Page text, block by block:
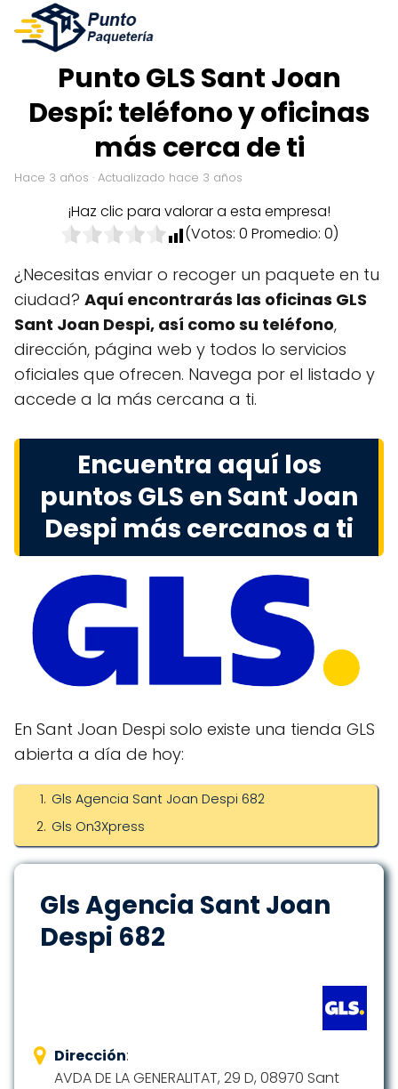
Punto GLS Sant Joan
Despí: teléfono y oficinas
más cerca de ti
hace 3 años · Actualizado hace 3 años
¡Haz clic para valorar a esta empresa!
(Votos: 0 Promedio: 0)
¿Necesitas enviar o recoger un paquete en tu
ciudad? Aquí encontrarás las oficinas GLS
Sant Joan Despi, así como su teléfono,
dirección, página web y todos lo servicios
oficiales que ofrecen. Navega por el listado y
accede a la más cercana a ti.
Encuentra aquí los
puntos GLS en Sant Joan
Despi más cercanos a ti
En Sant Joan Despi solo existe una tienda GLS
abierta a día de hoy:
Gls Agencia Sant Joan Despi 682
Gls On3Xpress
Gls Agencia Sant Joan
Despi 682
Dirección:
AVDA DE LA GENERALITAT, 29 D, 08970 Sant